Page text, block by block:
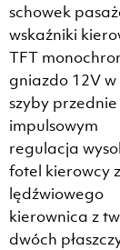
schowek
wskaźniki
TFT
gniazdo 12V
szyby
impulsowym
regulacja
fotel kierowcy
lędźwiowego
kierownica z
dwóch